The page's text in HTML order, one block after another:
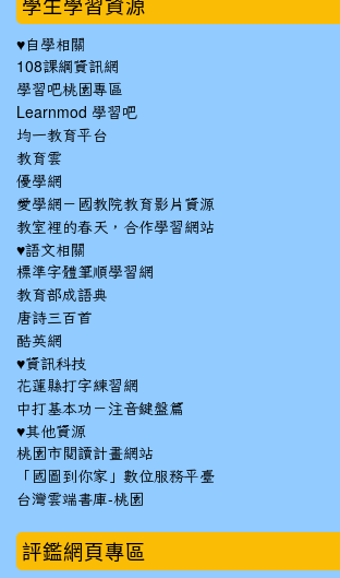
♥自學相關
108課綱資訊網
學習吧桃園專區
Learnmod 學習吧
均一教育平台
教育雲
優學網
愛學網－國教院教育影片資源
教室裡的春天，合作學習網站
♥語文相關
標準字體筆順學習網
教育部成語典
唐詩三百首
酷英網
♥資訊科技
花蓮縣打字練習網
中打基本功－注音鍵盤篇
♥其他資源
桃園市閱讀計畫網站
「國圖到你家」數位服務平臺
台灣雲端書庫-桃園
::: 評鑑網頁專區